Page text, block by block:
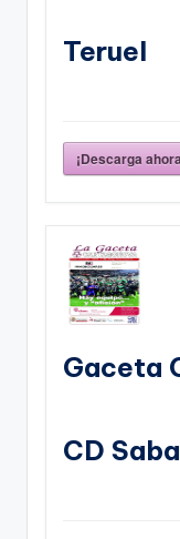
Teruel
¡Descarga
Gaceta
CD